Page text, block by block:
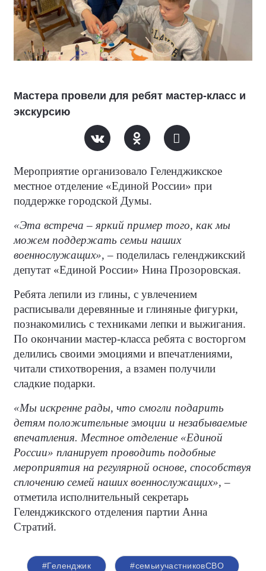
Мастера провели для ребят мастер-класс и
экскурсию
Мероприятие организовало Геленджикское
местное отделение «Единой России» при
поддержке городской Думы.
«Эта встреча – яркий пример того, как мы
можем поддержать семьи наших
военнослужащих», – поделилась геленджикский
депутат «Единой России» Нина Прозоровская.
Ребята лепили из глины, с увлечением
расписывали деревянные и глиняные фигурки,
познакомились с техниками лепки и выжигания.
По окончании мастер-класса ребята с восторгом
делились своими эмоциями и впечатлениями,
читали стихотворения, а взамен получили
сладкие подарки.
«Мы искренне рады, что смогли подарить
детям положительные эмоции и незабываемые
впечатления. Местное отделение «Единой
России» планирует проводить подобные
мероприятия на регулярной основе, способствуя
сплочению семей наших военнослужащих», –
отметила исполнительный секретарь
Геленджикского отделения партии Анна
Стратий.
#Геленджик #семьиучастниковСВО